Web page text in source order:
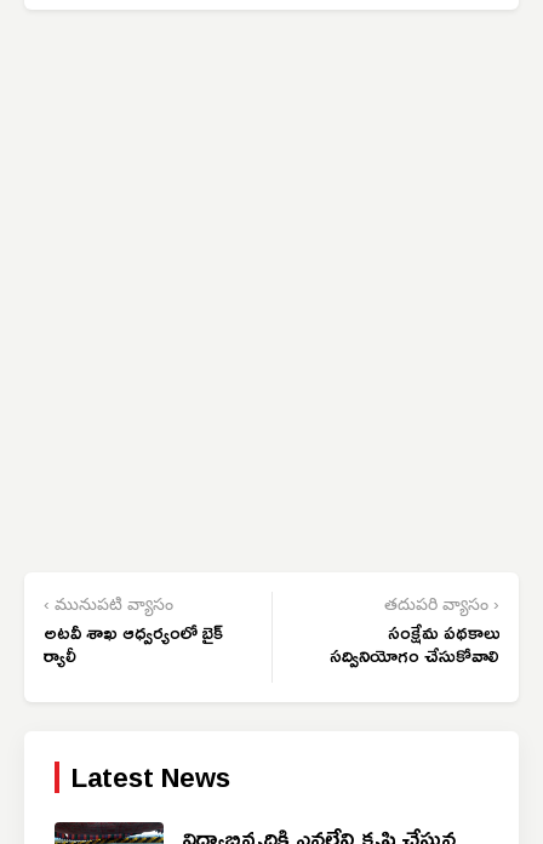
‹ మునుపటి వ్యాసం
అటవీ శాఖ ఆధ్వర్యంలో బైక్
ర్యాలీ
తదుపరి వ్యాసం ›
సంక్షేమ పథకాలు
సద్వినియోగం చేసుకోవాలి
Latest News